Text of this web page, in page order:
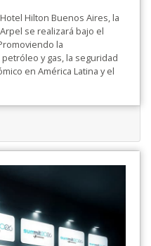
Hilton Buenos Aires, la
se realizará bajo el
la
y gas, la seguridad
en América Latina y el